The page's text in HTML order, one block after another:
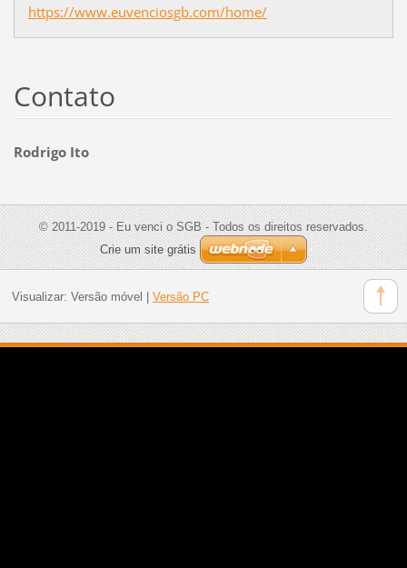
https://www.euvenciosgb.com/home/
Contato
Rodrigo Ito
© 2011-2019 - Eu venci o SGB - Todos os direitos reservados.
Crie um site grátis
Visualizar: Versão móvel Versão PC